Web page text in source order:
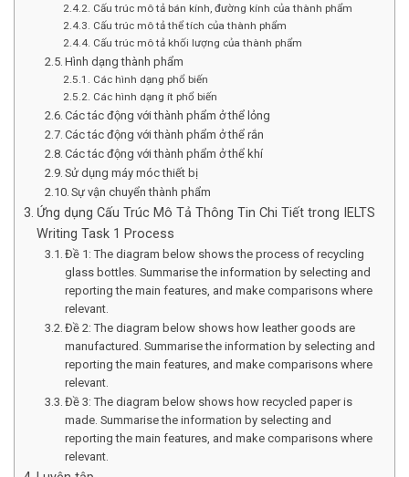
Cấu trúc mô tả bán kính, đường kính của thành phẩm
Cấu trúc mô tả thể tích của thành phẩm
Cấu trúc mô tả khối lượng của thành phẩm
Hình dạng thành phẩm
Các hình dạng phổ biến
Các hình dạng ít phổ biến
Các tác động với thành phẩm ở thể lỏng
Các tác động với thành phẩm ở thể rắn
Các tác động với thành phẩm ở thể khí
Sử dụng máy móc thiết bị
Sự vận chuyển thành phẩm
Ứng dụng Cấu Trúc Mô Tả Thông Tin Chi Tiết trong IELTS
Writing Task 1 Process
Đề 1: The diagram below shows the process of recycling
glass bottles. Summarise the information by selecting and
reporting the main features, and make comparisons where
relevant.
Đề 2: The diagram below shows how leather goods are
manufactured. Summarise the information by selecting and
reporting the main features, and make comparisons where
relevant.
Đề 3: The diagram below shows how recycled paper is
made. Summarise the information by selecting and
reporting the main features, and make comparisons where
relevant.